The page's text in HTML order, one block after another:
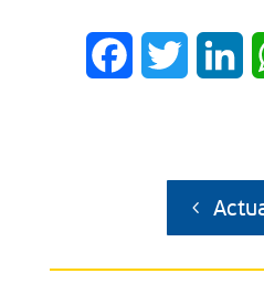
FacebookTwitter